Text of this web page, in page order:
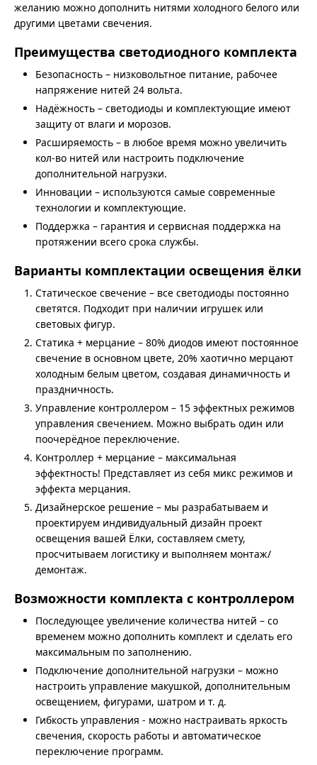
желанию можно дополнить нитями холодного белого или
другими цветами свечения.
Преимущества светодиодного комплекта
Безопасность – низковольтное питание, рабочее
напряжение нитей 24 вольта.
Надёжность – светодиоды и комплектующие имеют
защиту от влаги и морозов.
Расширяемость – в любое время можно увеличить
кол-во нитей или настроить подключение
дополнительной нагрузки.
Инновации – используются самые современные
технологии и комплектующие.
Поддержка – гарантия и сервисная поддержка на
протяжении всего срока службы.
Варианты комплектации освещения ёлки
Статическое свечение – все светодиоды постоянно
светятся. Подходит при наличии игрушек или
световых фигур.
Статика + мерцание – 80% диодов имеют постоянное
свечение в основном цвете, 20% хаотично мерцают
холодным белым цветом, создавая динамичность и
праздничность.
Управление контроллером – 15 эффектных режимов
управления свечением. Можно выбрать один или
поочерёдное переключение.
Контроллер + мерцание – максимальная
эффектность! Представляет из себя микс режимов и
эффекта мерцания.
Дизайнерское решение – мы разрабатываем и
проектируем индивидуальный дизайн проект
освещения вашей Ёлки, составляем смету,
просчитываем логистику и выполняем монтаж/
демонтаж.
Возможности комплекта с контроллером
Последующее увеличение количества нитей – со
временем можно дополнить комплект и сделать его
максимальным по заполнению.
Подключение дополнительной нагрузки – можно
настроить управление макушкой, дополнительным
освещением, фигурами, шатром и т. д.
Гибкость управления - можно настраивать яркость
свечения, скорость работы и автоматическое
переключение программ.